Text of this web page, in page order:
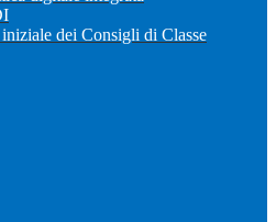
dei Consigli di Classe